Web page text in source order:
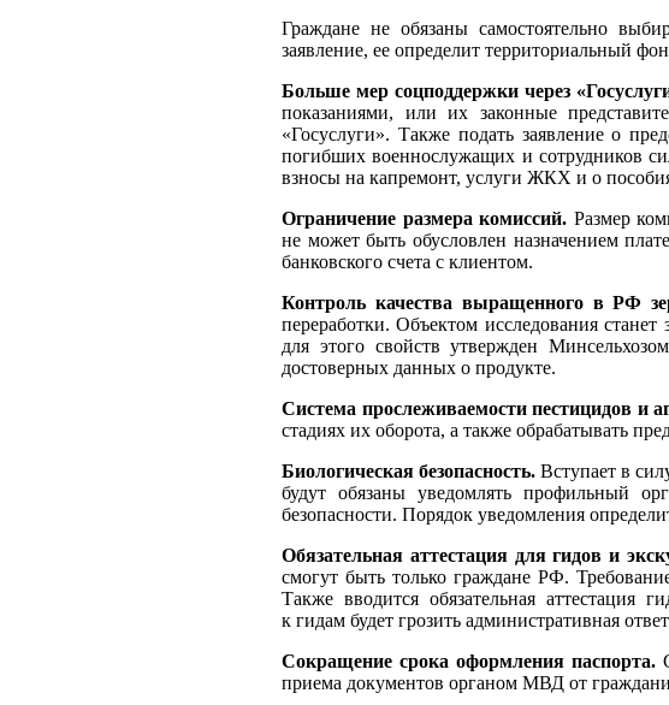
Граждане не обязаны самостоятельно
заявление, ее определит территориальный
Больше мер соцподдержки через
показаниями, или их законные
«Госуслуги». Также подать заявление о
погибших военнослужащих и сотрудников
взносы на капремонт, услуги ЖКХ и о
Ограничение размера комиссий. Размер
не может быть обусловлен назначением
банковского счета с клиентом.
Контроль качества выращенного в РФ
переработки. Объектом исследования
для этого свойств утвержден
достоверных данных о продукте.
Система прослеживаемости пестицидов и
стадиях их оборота, а также обрабатывать
Биологическая безопасность. Вступает в
будут обязаны уведомлять профильный
безопасности. Порядок уведомления
Обязательная аттестация для гидов и
смогут быть только граждане РФ.
Также вводится обязательная аттестация
к гидам будет грозить административная
Сокращение срока оформления паспорта.
приема документов органом МВД от